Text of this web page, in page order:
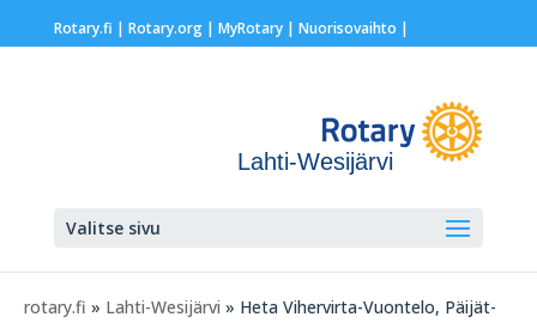
Rotary.fi | Rotary.org| MyRotary | Nuorisovaihto |
Lahti-Wesijärvi
Valitse sivu
rotary.fi » Lahti-Wesijärvi » Heta Vihervirta-Vuontelo, Päijät-